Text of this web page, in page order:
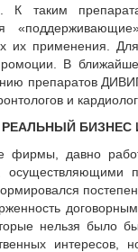
К таким
их применения.
В
препаратов
и
БИЗНЕС
фирмы, давно
осуществляющими
нельзя было
интересов,